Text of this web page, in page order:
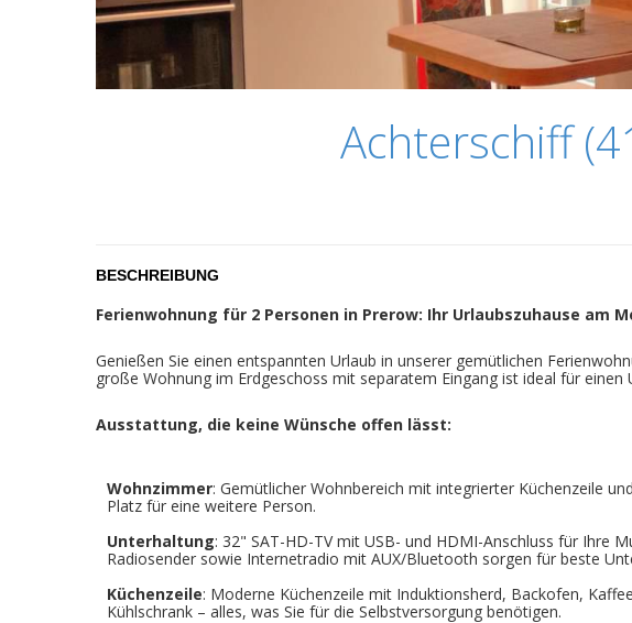
Achterschiff
BESCHREIBUNG
Ferienwohnung für 2 Personen in Prerow: Ihr Urlaubszuhause am
Genießen Sie einen entspannten Urlaub in unserer gemütlichen
große Wohnung im Erdgeschoss mit separatem Eingang ist ideal für einen
Ausstattung, die keine Wünsche offen lässt:
Wohnzimmer: Gemütlicher Wohnbereich mit integrierter Küchenzeile
Platz für eine weitere Person.
Unterhaltung: 32" SAT-HD-TV mit USB- und HDMI-Anschluss für Ihre
Radiosender sowie Internetradio mit AUX/Bluetooth sorgen für beste
Küchenzeile: Moderne Küchenzeile mit Induktionsherd, Backofen,
Kühlschrank – alles, was Sie für die Selbstversorgung benötigen.